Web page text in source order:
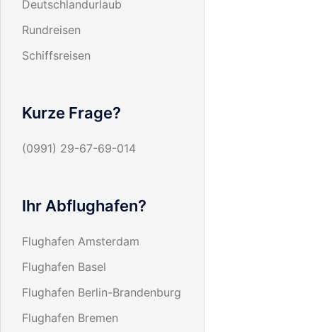
Deutschlandurlaub
Rundreisen
Schiffsreisen
Kurze Frage?
(0991) 29-67-69-014
Ihr Abflughafen?
Flughafen Amsterdam
Flughafen Basel
Flughafen Berlin-Brandenburg
Flughafen Bremen